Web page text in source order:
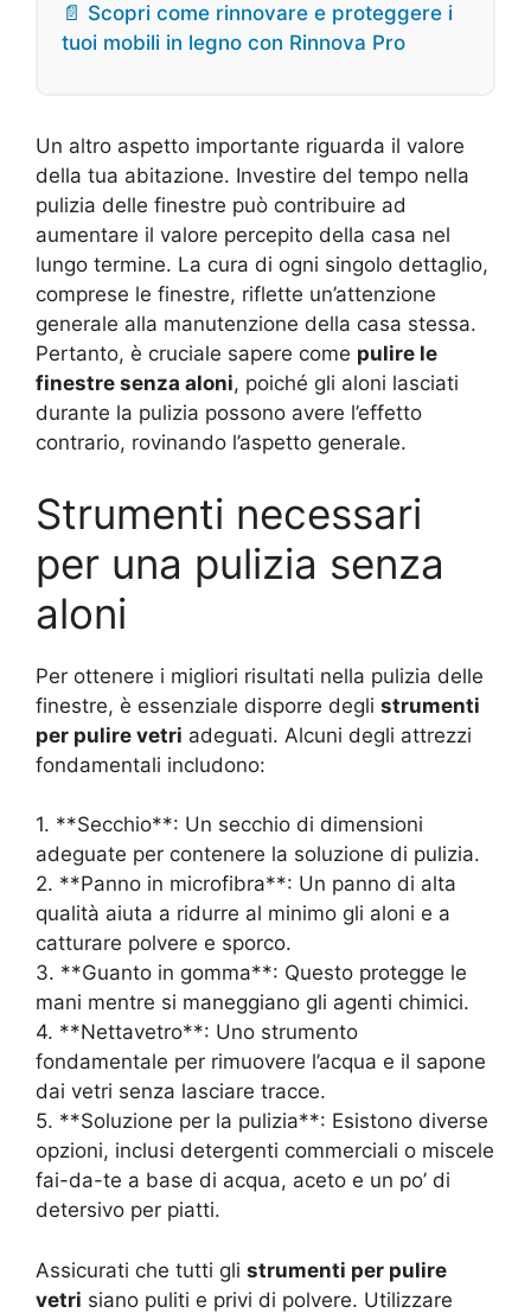
📄 Scopri come rinnovare e proteggere i
tuoi mobili in legno con Rinnova Pro
Un altro aspetto importante riguarda il valore
della tua abitazione. Investire del tempo nella
pulizia delle finestre può contribuire ad
aumentare il valore percepito della casa nel
lungo termine. La cura di ogni singolo dettaglio,
comprese le finestre, riflette un’attenzione
generale alla manutenzione della casa stessa.
Pertanto, è cruciale sapere come pulire le
finestre senza aloni, poiché gli aloni lasciati
durante la pulizia possono avere l’effetto
contrario, rovinando l’aspetto generale.
Strumenti necessari
per una pulizia senza
aloni
Per ottenere i migliori risultati nella pulizia delle
finestre, è essenziale disporre degli strumenti
per pulire vetri adeguati. Alcuni degli attrezzi
fondamentali includono:
1. **Secchio**: Un secchio di dimensioni
adeguate per contenere la soluzione di pulizia.
2. **Panno in microfibra**: Un panno di alta
qualità aiuta a ridurre al minimo gli aloni e a
catturare polvere e sporco.
3. **Guanto in gomma**: Questo protegge le
mani mentre si maneggiano gli agenti chimici.
4. **Nettavetro**: Uno strumento
fondamentale per rimuovere l’acqua e il sapone
dai vetri senza lasciare tracce.
5. **Soluzione per la pulizia**: Esistono diverse
opzioni, inclusi detergenti commerciali o miscele
fai-da-te a base di acqua, aceto e un po’ di
detersivo per piatti.
Assicurati che tutti gli strumenti per pulire
vetri siano puliti e privi di polvere. Utilizzare